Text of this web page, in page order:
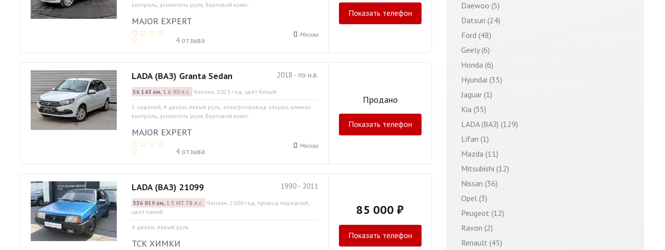
контроль, усилитель руля, бортовой комп...
MAJOR EXPERT
4 отзыва
Москва
Показать телефон
2018 - по н.в.
LADA (ВАЗ) Granta Sedan
56 143 км,1.6 90 л.с. бензин, 2023 год, цвет белый
5 сидений, 4 двери, левый руль, электропривод зекрал, климат-
контроль, усилитель руля, бортовой комп...
MAJOR EXPERT
4 отзыва
Москва
Продано
Показать телефон
1990 - 2011
LADA (ВАЗ) 21099
336 819 км,1.5 МТ 78 л.с. бензин, 2000 год, привод передний,
цвет синий
4 двери, левый руль
ТСК ХИМКИ
85 000 ₽
Показать телефон
Daewoo (5)
Datsun (24)
Ford (48)
Geely (6)
Honda (6)
Hyundai (35)
Jaguar (1)
Kia (35)
LADA (ВАЗ) (129)
Lifan (1)
Mazda (11)
Mitsubishi (12)
Nissan (36)
Opel (3)
Peugeot (12)
Ravon (2)
Renault (45)